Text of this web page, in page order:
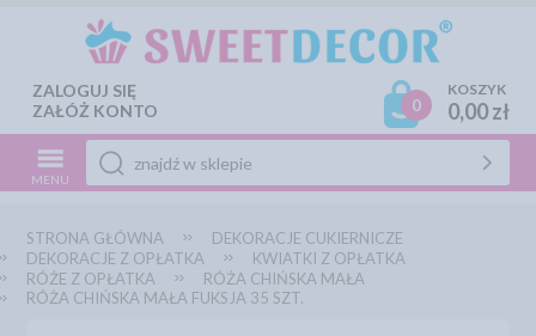
ZALOGUJ SIĘ
ZAŁÓŻ KONTO
0
KOSZYK
0,00 zł
MENU
STRONA GŁÓWNA
DEKORACJE CUKIERNICZE
DEKORACJE Z OPŁATKA
KWIATKI Z OPŁATKA
RÓŻE Z OPŁATKA
RÓŻA CHIŃSKA MAŁA
RÓŻA CHIŃSKA MAŁA FUKSJA 35 SZT.